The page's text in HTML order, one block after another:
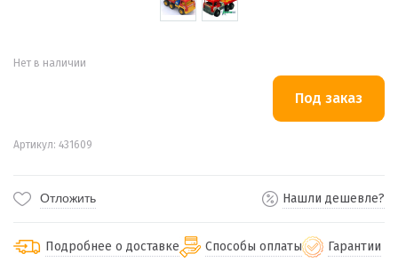
Нет в наличии
Артикул: 431609
Отложить Нашли дешевле?
Подробнее о доставке Способы оплаты Гарантии